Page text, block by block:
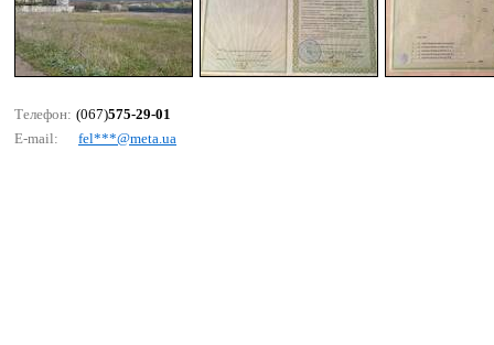
Телефон: (067)575-29-01
E-mail:
fеl***@mеtа.uа